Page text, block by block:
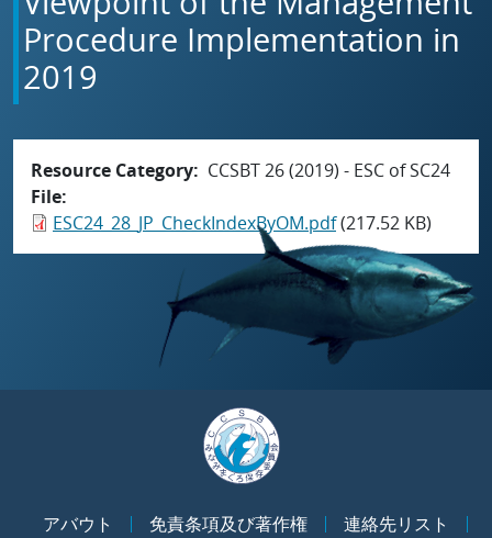
Procedure Implementation in
2019
Resource Category
CCSBT 26 (2019) - ESC of SC24
File
ESC24_28_JP_CheckIndexByOM.pdf(217.52 KB)
アバウト 免責条項及び著作権 連絡先リスト